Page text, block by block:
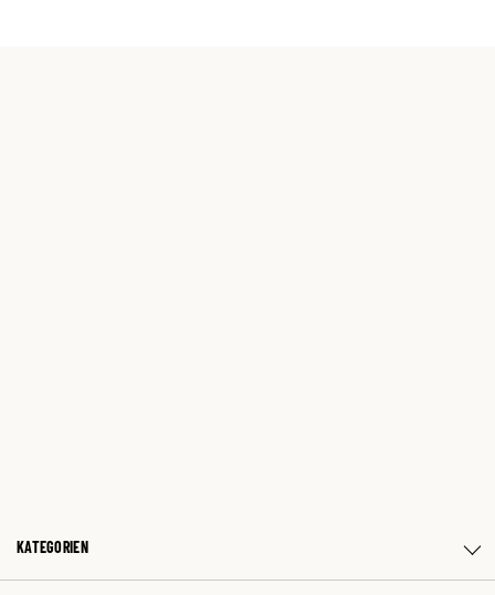
KATEGORIEN